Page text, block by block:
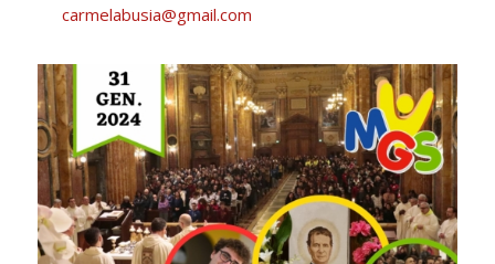
carmelabusia@gmail.com